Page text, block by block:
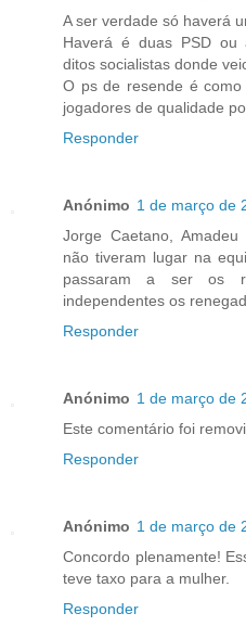
A ser verdade só haverá
Haverá é duas PSD ou
ditos socialistas donde
O ps de resende é
jogadores de qualidade
Responder
Anónimo 1 de março de
Jorge Caetano, Amadeu
não tiveram lugar na
passaram a ser os
independentes os
Responder
Anónimo 1 de março de
Este comentário foi
Responder
Anónimo 1 de março de
Concordo plenamente!
teve taxo para a mulher.
Responder